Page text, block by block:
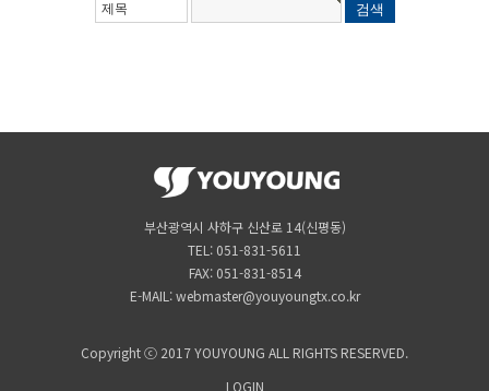
부산광역시 사하구 신산로 14(신평동)
TEL: 051-831-5611
FAX: 051-831-8514
E-MAIL: webmaster@youyoungtx.co.kr
Copyright ⓒ 2017 YOUYOUNG ALL RIGHTS RESERVED.
LOGIN